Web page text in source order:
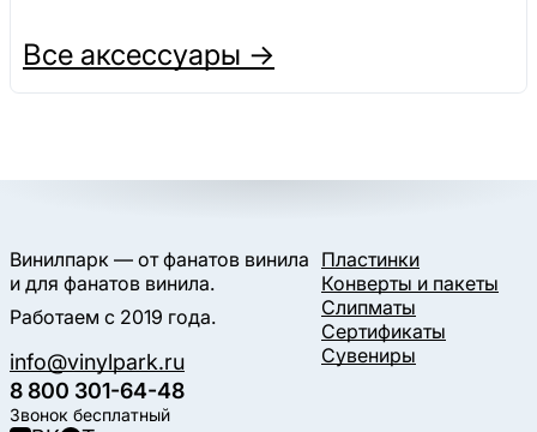
Все аксессуары →
Винилпарк — от фанатов винила
и для фанатов винила.
Работаем с 2019 года.
info@vinylpark.ru
8 800 301-64-48
Звонок бесплатный
Пластинки
Конверты и пакеты
Слипматы
Сертификаты
Сувениры